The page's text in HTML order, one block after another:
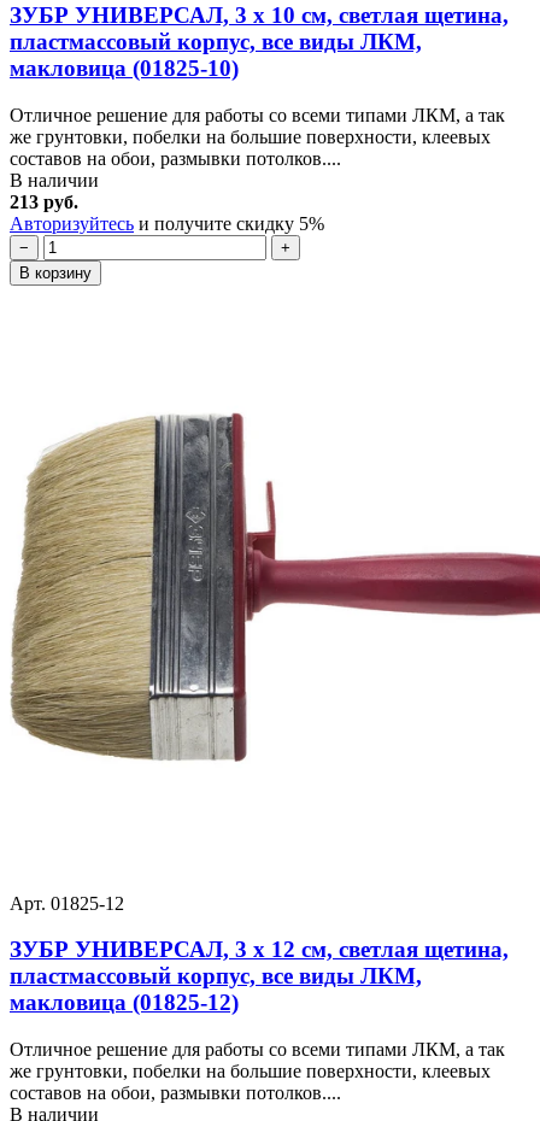
ЗУБР УНИВЕРСАЛ, 3 х 10 см, светлая щетина,
пластмассовый корпус, все виды ЛКМ,
макловица (01825-10)
Отличное решение для работы со всеми типами ЛКМ, а так
же грунтовки, побелки на большие поверхности, клеевых
составов на обои, размывки потолков....
В наличии
213 руб.
Авторизуйтесь и получите скидку 5%
−
+
В корзину
Арт. 01825-12
ЗУБР УНИВЕРСАЛ, 3 х 12 см, светлая щетина,
пластмассовый корпус, все виды ЛКМ,
макловица (01825-12)
Отличное решение для работы со всеми типами ЛКМ, а так
же грунтовки, побелки на большие поверхности, клеевых
составов на обои, размывки потолков....
В наличии